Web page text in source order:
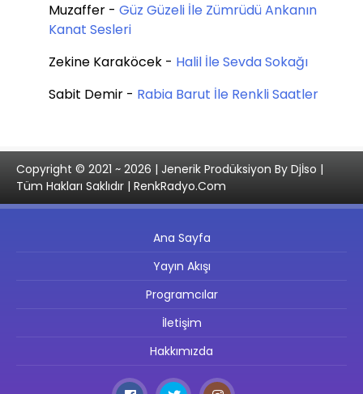
Muzaffer - Güz Güzeli İle Zümrüdü Ankanın
Kanat Sesleri
Zekine Karaköcek - Halil İle Sevda Sokağı
Sabit Demir - Rabia Barut İle Renkli Saatler
Copyright © 2021 ~ 2026 | Jenerik Prodüksiyon By Djİso |
Tüm Hakları Saklıdır | RenkRadyo.Com
Ana Sayfa
Yayın Akışı
Programcılar
İletişim
Hakkımızda